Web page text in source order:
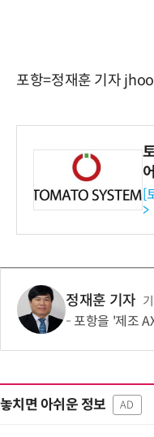
포항=정재훈 기자
[
>
정재훈 기자
포항을 '제조 AX' 글
놓치면 아쉬운 정보 AD